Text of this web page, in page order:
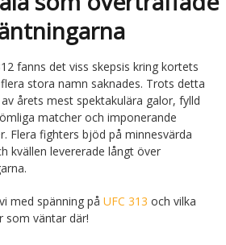
fanns det viss skepsis kring kortets
stora namn saknades. Trots detta
årets mest spektakulära galor, fylld
matcher och imponerande
Flera fighters bjöd på minnesvärda
kvällen levererade långt över
med spänning på UFC 313 och vilka
som väntar där!